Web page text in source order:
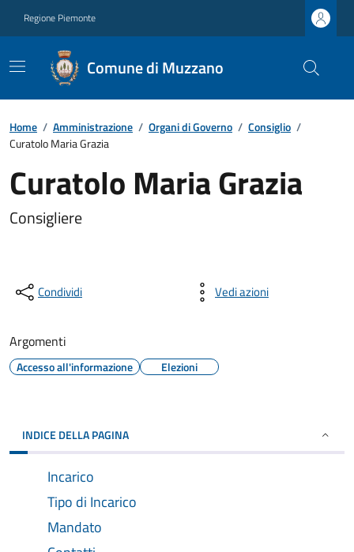
Regione Piemonte
Comune di Muzzano
Home / Amministrazione / Organi di Governo / Consiglio /
Curatolo Maria Grazia
Curatolo Maria Grazia
Consigliere
Condividi Vedi azioni
Argomenti
Accesso all'informazione Elezioni
INDICE DELLA PAGINA
Incarico
Tipo di Incarico
Mandato